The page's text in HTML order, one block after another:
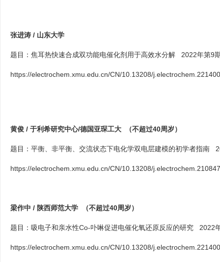
张进涛 / 山东大学
题目： 焦耳热快速合成双功能电催化剂用于高效水分解 2022年第9
https://electrochem.xmu.edu.cn/CN/10.13208/
黄俊 / 于利希研究中心/德国亚琛工大 （不超过40周岁）
题目： 平衡、非平衡、交流状态下电化学双电层建模的初学者指南
https://electrochem.xmu.edu.cn/CN/10.13208/j.electrochem.210847
梁作中 / 陕西师范大学 （不超过40周岁）
题目： 吸电子和亲水性Co-卟啉促进电催化氧还原反应的研究 2022
https://electrochem.xmu.edu.cn/CN/10.13208/